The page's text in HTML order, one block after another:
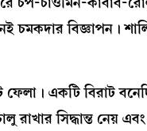
চমকদার বিজ্ঞাপন।
একটি বিরাট
সিদ্ধান্ত নেয় এবং